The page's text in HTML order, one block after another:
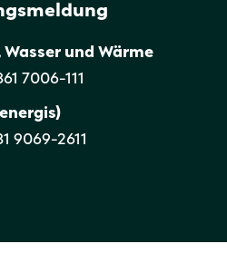
Wasser und Wärme
7006-111
9069-2611